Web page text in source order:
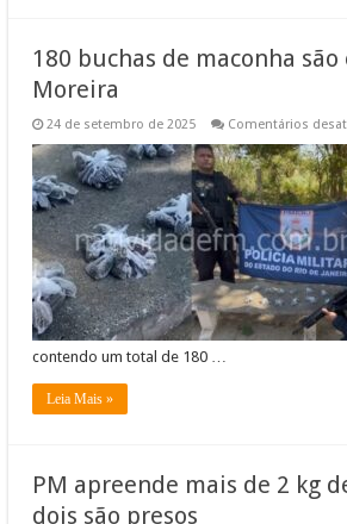
180 buchas de maconha
Moreira
24 de setembro de 2025 Comentários
contendo um total de 180 …
Leia Mais »
PM apreende mais de 2 kg
dois são presos